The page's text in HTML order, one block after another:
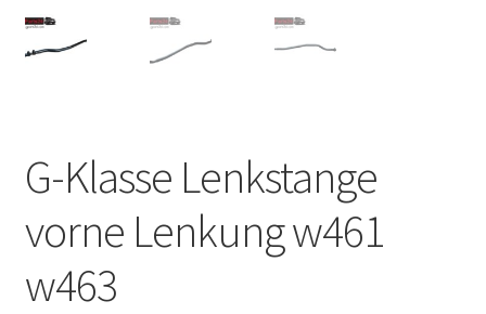
G-Klasse Lenkstange
vorne Lenkung w461
w463